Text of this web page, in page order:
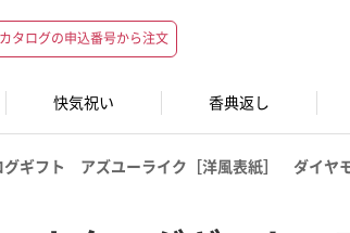
カタログの申込番号から注文
快気祝い 香典返し
グギフト アズユーライク［洋風表紙］ ダイヤ